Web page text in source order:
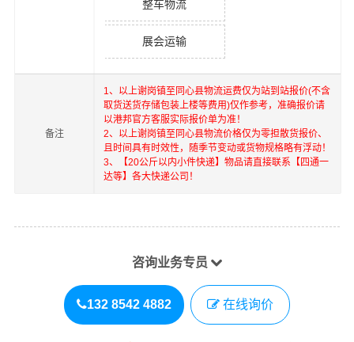
整车物流
展会运输
备注
1、以上谢岗镇至 同心县物流运费仅为站到站报价(不含
取货送货存储包装上楼等费用)仅作参考，准确报价请
以港邦官方客服实际报价单为准！
2、以上谢岗镇至 同心县物流价格仅为零担散货报价、
且时间具有时效性，随季节变动或货物规格略有浮动！
3、【20公斤以内小件快递】物品请直接联系【四通一
达等】各大快递公司！
咨询业务专员
132 8542 4882 在线询价